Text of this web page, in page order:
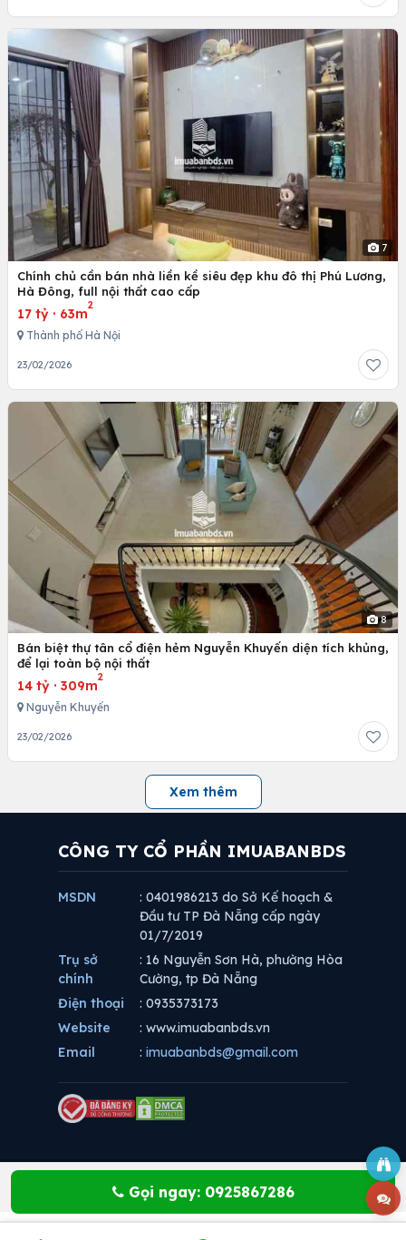
7
Chính chủ cần bán nhà liền kề siêu đẹp khu đô thị Phú Lương,
Hà Đông, full nội thất cao cấp
17 tỷ · 63m
2
Thành phố Hà Nội
23/02/2026
8
Bán biệt thự tân cổ điện hẻm Nguyễn Khuyến diện tích khủng,
để lại toàn bộ nội thất
14 tỷ · 309m
2
Nguyễn Khuyến
23/02/2026
Xem thêm
Gọi ngay: 0925867286
CÔNG TY CỔ PHẦN IMUABANBDS
MSDN
: 0401986213 do Sở Kế hoạch &
Đầu tư TP Đà Nẵng cấp ngày
01/7/2019
Trụ sở
chính
: 16 Nguyễn Sơn Hà, phường Hòa
Cường, tp Đà Nẵng
Điện thoại
: 0935373173
Website
: www.imuabanbds.vn
Email
: imuabanbds@gmail.com